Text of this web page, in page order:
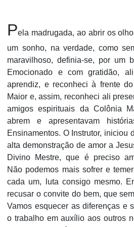
Pela madrugada, ao abrir os
um sonho, na verdade, como
maravilhoso, definia-se, por um
Emocionado e com gratidão,
aprendiz, e reconheci à frente
Maior e, assim, reconheci ali
amigos espirituais da Colônia
abrem e apresentavam
Ensinamentos. O Instrutor, iniciou
alta demonstração de amor a
Divino Mestre, que é preciso
Não podemos mais sofrer e
cada um, luta consigo mesmo.
recusar o convite do bem, que
Vamos esquecer as diferenças e
o trabalho em auxílio aos outros